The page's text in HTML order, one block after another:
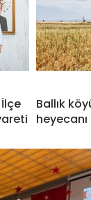
Ballık
heyecanı